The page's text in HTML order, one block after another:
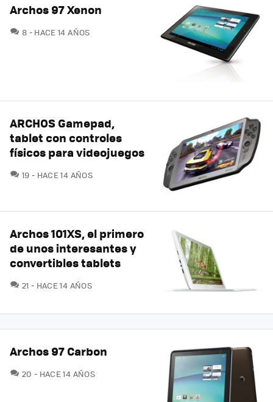
Archos 97 Xenon
8 COMENTARIOS
HACE 14 AÑOS
ARCHOS Gamepad,
tablet con controles
físicos para videojuegos
19 COMENTARIOS
HACE 14 AÑOS
Archos 101XS, el primero
de unos interesantes y
convertibles tablets
21 COMENTARIOS
HACE 14 AÑOS
Archos 97 Carbon
20 COMENTARIOS
HACE 14 AÑOS